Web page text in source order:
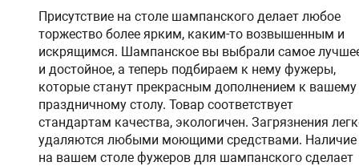
Присутствие на столе шампанского делает любое
торжество более ярким, каким-то возвышенным и
искрящимся. Шампанское вы выбрали самое
и достойное, а теперь подбираем к нему фужеры,
которые станут прекрасным дополнением к вашему
праздничному столу. Товар соответствует
стандартам качества, экологичен. Загрязнения
удаляются любыми моющими средствами. Наличие
на вашем столе фужеров для шампанского сделает